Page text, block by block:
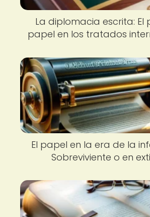
La diplomacia escrita: El
papel en los tratados
El papel en la era de la
Sobreviviente o en